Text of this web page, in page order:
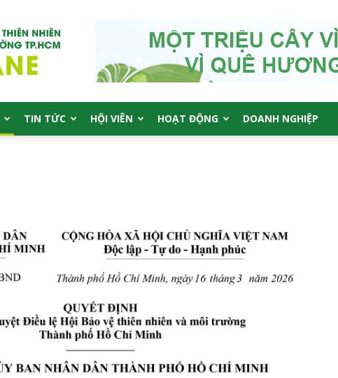
TIN TỨC HỘI VIÊN HOẠT ĐỘNG DOANH NGHIỆP